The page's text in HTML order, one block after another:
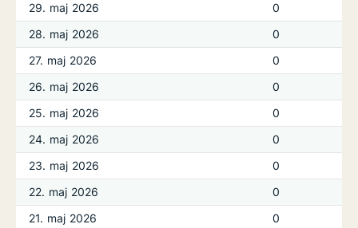
29. maj 2026
0
28. maj 2026
0
27. maj 2026
0
26. maj 2026
0
25. maj 2026
0
24. maj 2026
0
23. maj 2026
0
22. maj 2026
0
21. maj 2026
0